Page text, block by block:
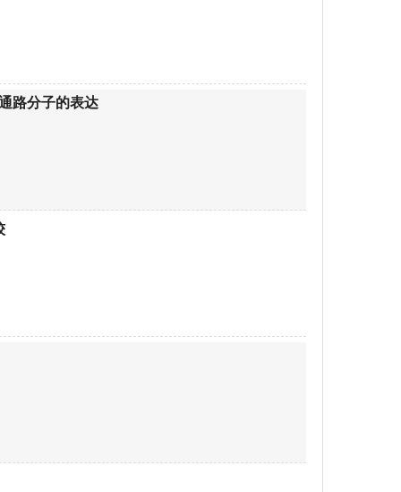
路分子的表达